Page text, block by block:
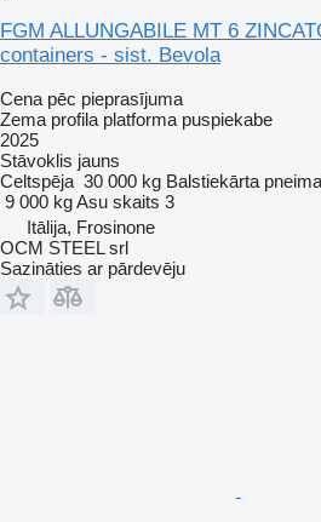
FGM ALLUNGABILE MT 6
containers - sist. Bevola
Cena pēc pieprasījuma
Zema profila platforma puspiekabe
2025
Stāvoklis jauns
Celtspēja 30 000 kg Balstiekārta
9 000 kgAsu skaits 3
Itālija, Frosinone
OCM STEEL srl
Sazināties ar pārdevēju